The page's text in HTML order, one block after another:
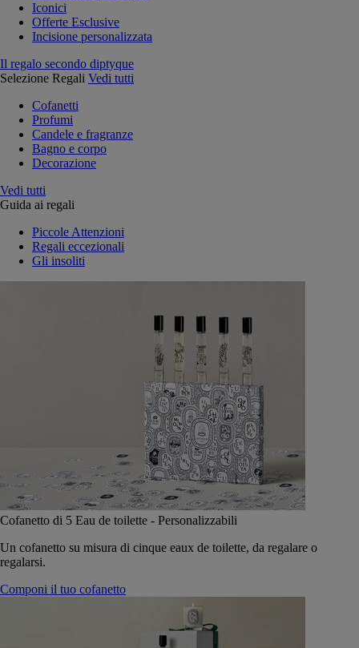
Iconici
Offerte Esclusive
Incisione personalizzata
Il regalo secondo diptyque
Selezione Regali Vedi tutti
Cofanetti
Profumi
Candele e fragranze
Bagno e corpo
Decorazione
Vedi tutti
Guida ai regali
Piccole Attenzioni
Regali eccezionali
Gli insoliti
Cofanetto di 5 Eau de toilette - Personalizzabili
Un cofanetto su misura di cinque eaux de toilette, da regalare o
regalarsi.
Componi il tuo cofanetto